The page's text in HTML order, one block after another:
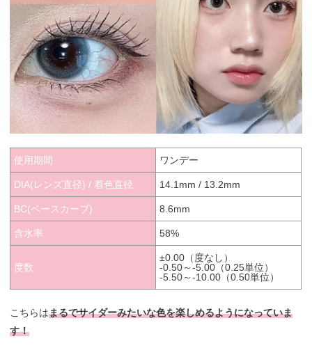
使用期間 ワンデー
DIA(レンズ直径) / 着色直径 14.1mm / 13.2mm
BC(ベースカーブ) 8.6mm
含水率 58%
度数
±0.00（度なし）
-0.50～-5.00（0.25単位）
-5.50～-10.00（0.50単位）
こちらはまるでサイダーみたいな色を楽しめるようになっていま
す！